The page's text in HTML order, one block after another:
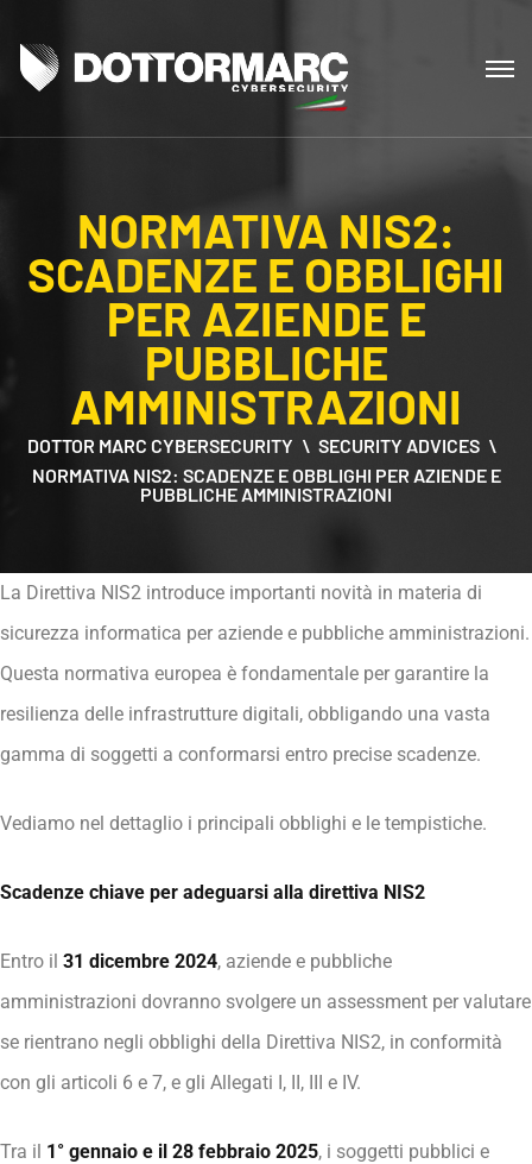
NORMATIVA NIS2:
SCADENZE E OBBLIGHI
PER AZIENDE E
PUBBLICHE
AMMINISTRAZIONI
DOTTOR MARC CYBERSECURITY
SECURITY ADVICES
NORMATIVA NIS2: SCADENZE E OBBLIGHI PER AZIENDE E
PUBBLICHE AMMINISTRAZIONI
La Direttiva NIS2 introduce importanti novità in materia di
sicurezza informatica per aziende e pubbliche amministrazioni.
Questa normativa europea è fondamentale per garantire la
resilienza delle infrastrutture digitali, obbligando una vasta
gamma di soggetti a conformarsi entro precise scadenze.
Vediamo nel dettaglio i principali obblighi e le tempistiche.
Scadenze chiave per adeguarsi alla direttiva NIS2
Entro il 31 dicembre 2024, aziende e pubbliche
amministrazioni dovranno svolgere un assessment per valutare
se rientrano negli obblighi della Direttiva NIS2, in conformità
con gli articoli 6 e 7, e gli Allegati I, II, III e IV.
Tra il 1° gennaio e il 28 febbraio 2025, i soggetti pubblici e